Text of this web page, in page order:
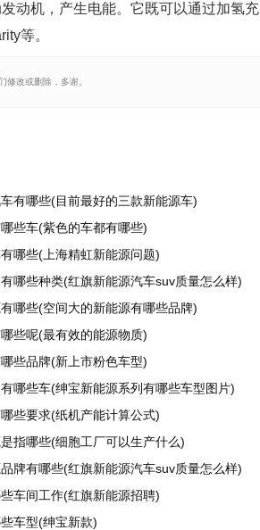
动机，产生电能。它既可以通过加氢充
等。
改或删除，多谢。
有哪些(目前最好的三款新能源车)
些车(紫色的车都有哪些)
哪些(上海精虹新能源问题)
哪些种类(红旗新能源汽车suv质量怎么样)
哪些(空间大的新能源有哪些品牌)
些呢(最有效的能源物质)
些品牌(新上市粉色车型)
哪些车(绅宝新能源系列有哪些车型图片)
些要求(纸机产能计算公式)
指哪些(细胞工厂可以生产什么)
牌有哪些(红旗新能源汽车suv质量怎么样)
车间工作(红旗新能源招聘)
车型(绅宝新款)